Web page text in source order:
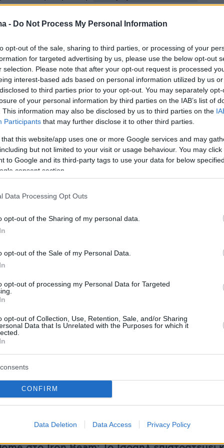
- Do Not Process My Personal Information
opt-out of the sale, sharing to third parties, or processing of your
for targeted advertising by us, please use the below opt-out
selection. Please note that after your opt-out request is processed
interest-based ads based on personal information utilized by us
to third parties prior to your opt-out. You may separately
of your personal information by third parties on the IAB’s list of
This information may also be disclosed by us to third parties on the
Participants that may further disclose it to other third parties.
that this website/app uses one or more Google services and may
but not limited to your visit or usage behaviour. You may
to Google and its third-party tags to use your data for below
consent section.
Data Processing Opt Outs
opt-out of the Sharing of my personal data.
opt-out of the Sale of my Personal Data.
opt-out of processing my Personal Data for Targeted
opt-out of Collection, Use, Retention, Sale, and/or Sharing
Data that Is Unrelated with the Purposes for which it
CONFIRM
Data Deletion Data Access Privacy Policy
είναι παρόμοια με την εκπαίδευση σκύλων για
περίπτωση των κοριών, τα σκυλιά
που εκπέμπουν τα έντομα για να τα
το ένα στο άλλο.
συγκεντρώσεις, η παρουσία των κοριών
και από την ανθρώπινη μύτη.
απομακρύνονται περισσότερο από ένα
σημείο όπου τρέφονται. Ωστόσο μπορεί να
για να τα βρει κανένας μόνο με έναν
βρουν μέσα σε λίγα λεπτά.
των κοριών θεωρούνται ακίνδυνα για τους
έχουν επιπτώσεις στην ψυχική υγεία. «Οι
λένε οι ειδικοί και σημειώνουν ότι οι
ακόμη και στα πεντάστερα ξενοδοχεία.
του μικρού Δακτυλίου - Τι ισχύει με τις
συμπληρωματικές πληροφορίες από την